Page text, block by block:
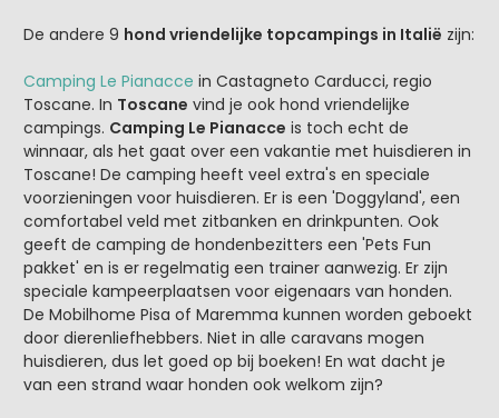
De andere 9 hond vriendelijke topcampings in Italië zijn:
Camping Le Pianacce in Castagneto Carducci, regio
Toscane. In Toscane vind je ook hond vriendelijke
campings. Camping Le Pianacce is toch echt de
winnaar, als het gaat over een vakantie met huisdieren in
Toscane! De camping heeft veel extra's en speciale
voorzieningen voor huisdieren. Er is een 'Doggyland', een
comfortabel veld met zitbanken en drinkpunten. Ook
geeft de camping de hondenbezitters een 'Pets Fun
pakket' en is er regelmatig een trainer aanwezig. Er zijn
speciale kampeerplaatsen voor eigenaars van honden.
De Mobilhome Pisa of Maremma kunnen worden geboekt
door dierenliefhebbers. Niet in alle caravans mogen
huisdieren, dus let goed op bij boeken! En wat dacht je
van een strand waar honden ook welkom zijn?